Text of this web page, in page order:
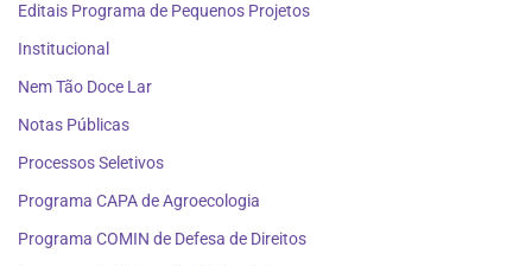
Editais Programa de Pequenos Projetos
Institucional
Nem Tão Doce Lar
Notas Públicas
Processos Seletivos
Programa CAPA de Agroecologia
Programa COMIN de Defesa de Direitos